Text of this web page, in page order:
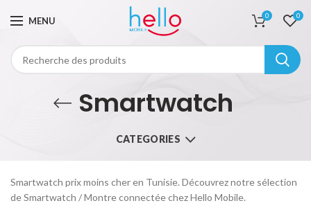
MENU 0 0
Smartwatch
CATEGORIES
Smartwatch prix moins cher en Tunisie. Découvrez notre sélection
de Smartwatch / Montre connectée chez Hello Mobile.